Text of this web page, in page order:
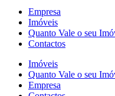
Empresa
Imóveis
Quanto Vale o seu
Contactos
Imóveis
Quanto Vale o seu
Empresa